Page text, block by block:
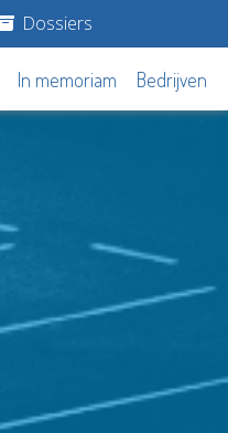
Dossiers
In memoriam Bedrijven